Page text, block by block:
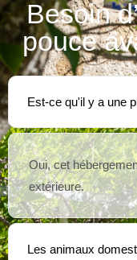
Besoin
pouce
Est-ce qu'il y a une
Oui, cet
extérieure.
Les animaux